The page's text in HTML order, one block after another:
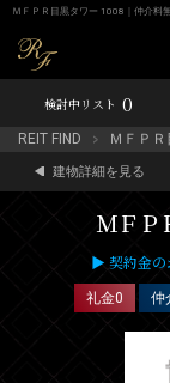
ＭＦＰＲ目黒タワー 1008｜仲介料
検討中リスト 0
REIT FIND ＭＦＰ
建物詳細を見る
ＭＦＰ
▶ 契約金の
礼金0 仲